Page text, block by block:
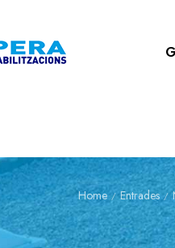
Home / Entrades /